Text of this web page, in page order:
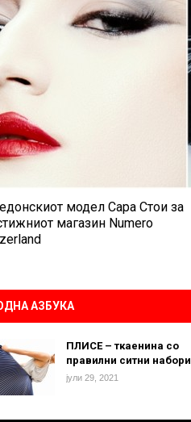
модел Сара Стои за
магазин Numero
АЗБУКА
ПЛИСЕ – ткаенина со
правилни ситни набори
јули 29, 2021